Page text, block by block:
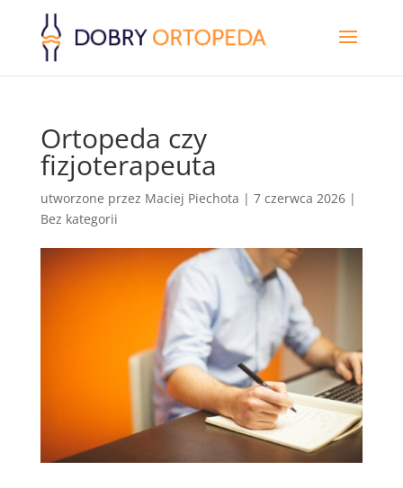
Ortopeda czy
fizjoterapeuta
utworzone przez Maciej Piechota | 7 czerwca 2026|
Bez kategorii